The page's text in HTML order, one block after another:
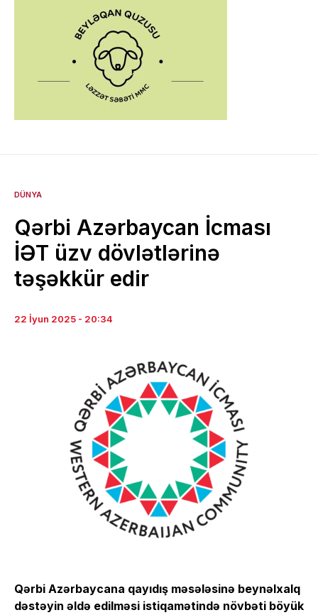
DÜNYA
Qərbi Azərbaycan İcması
İƏT üzv dövlətlərinə
təşəkkür edir
22 İyun 2025 - 20:34
Qərbi Azərbaycana qayıdış məsələsinə beynəlxalq
dəstəyin əldə edilməsi istiqamətində növbəti böyük